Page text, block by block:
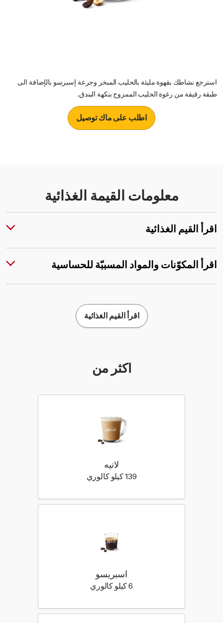
استرجع نشاطك بقهوة مليئة بالحليب المبخر وجرعة إسبرسو بالإضافة الى
طبقة رقيقة من رغوة الحليب الممزوج بنكهة البندق.
اطلب على ماك توصيل
معلومات القيمة الغذائية
اقرأ القيم الغذائية
اقرأ المكوّنات والمواد المسببّة للحساسية
اقرأ القيم الغذائية
أكثر من
لاتيه
139 كيلو كالوري
اسبريسو
6 كيلو كالوري